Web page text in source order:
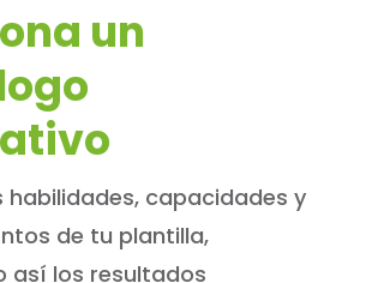
un
habilidades, capacidades y
de tu plantilla,
así los resultados